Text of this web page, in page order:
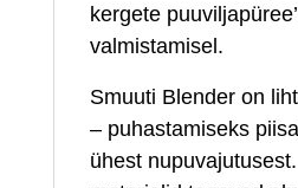
kergete
valmistamisel.
Smuuti Blender on
– puhastamiseks
ühest